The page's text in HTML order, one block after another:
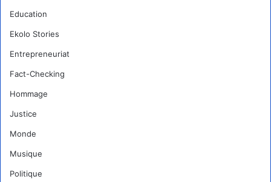
Education
Ekolo Stories
Entrepreneuriat
Fact-Checking
Hommage
Justice
Monde
Musique
Politique